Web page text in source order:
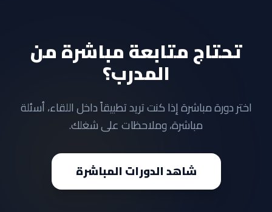
تحتاج متابعة مباشرة من
المدرب؟
اختر دورة مباشرة إذا كنت تريد تطبيقاً داخل اللقاء، أسئلة
مباشرة، وملاحظات على شغلك.
شاهد الدورات المباشرة